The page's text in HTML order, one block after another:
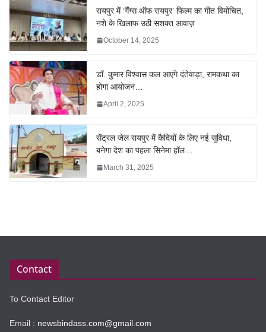
रायपुर में ‘गैंग्स ऑफ रायपुर’ फिल्म का गीत विमोचित,
नशे के खिलाफ उठी सशक्त आवाज़
October 14, 2025
डॉ. कुमार विश्वास कल आएंगे दंतेवाड़ा, रामकथा का
होगा आयोजन…
April 2, 2025
सेंट्रल जेल रायपुर में कैदियों के लिए नई सुविधा,
बनेगा देश का पहला सिनेमा हॉल…
March 31, 2025
Contact
To Contact Editor
Email : newsbindass.com@gmail.com